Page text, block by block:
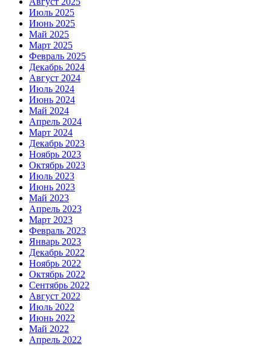
Июль 2025
Июнь 2025
Май 2025
Март 2025
Февраль 2025
Декабрь 2024
Август 2024
Июль 2024
Июнь 2024
Май 2024
Апрель 2024
Март 2024
Декабрь 2023
Ноябрь 2023
Октябрь 2023
Июль 2023
Июнь 2023
Май 2023
Апрель 2023
Март 2023
Февраль 2023
Январь 2023
Декабрь 2022
Ноябрь 2022
Октябрь 2022
Сентябрь 2022
Август 2022
Июль 2022
Июнь 2022
Май 2022
Апрель 2022